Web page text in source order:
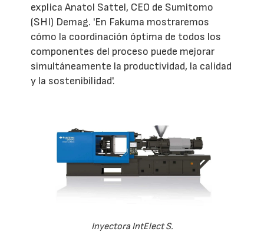
explica Anatol Sattel, CEO de Sumitomo
(SHI) Demag. 'En Fakuma mostraremos
cómo la coordinación óptima de todos los
componentes del proceso puede mejorar
simultáneamente la productividad, la calidad
y la sostenibilidad'.
Inyectora IntElect S.